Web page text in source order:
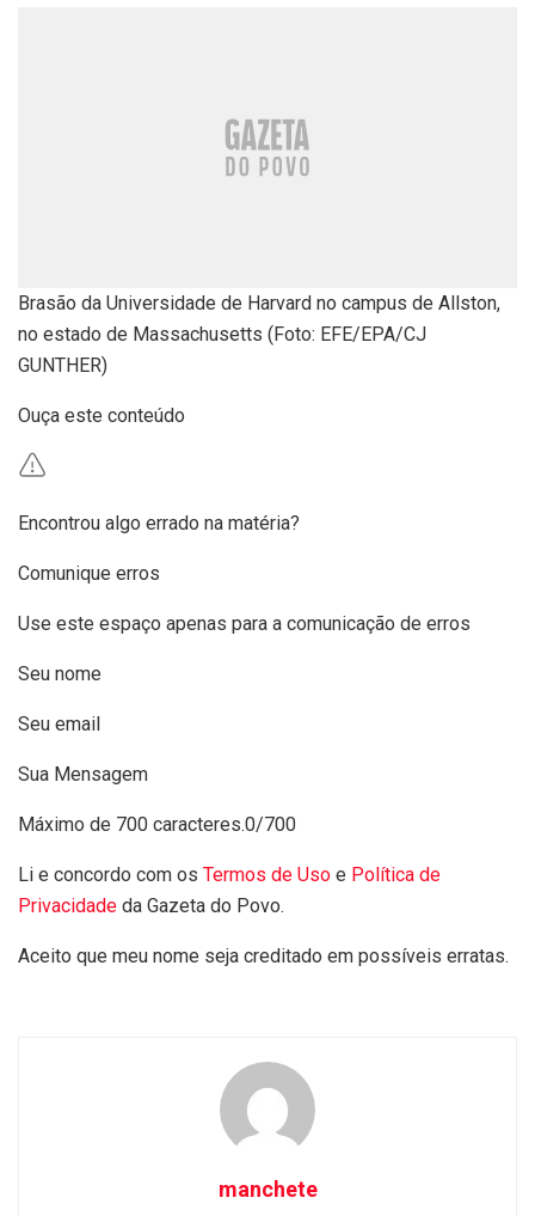
Brasão da Universidade de Harvard no campus de Allston,
no estado de Massachusetts (Foto: EFE/EPA/CJ
GUNTHER)
Ouça este conteúdo
Encontrou algo errado na matéria?
Comunique erros
Use este espaço apenas para a comunicação de erros
Seu nome
Seu email
Sua Mensagem
Máximo de 700 caracteres.0/700
Li e concordo com os Termos de Uso e Política de
Privacidade da Gazeta do Povo.
Aceito que meu nome seja creditado em possíveis erratas.
manchete